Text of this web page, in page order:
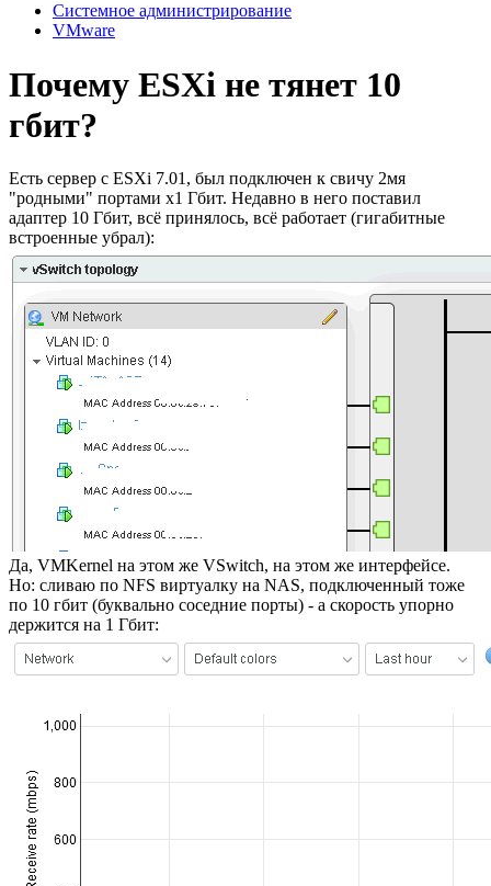
Системное администрирование
VMware
Почему ESXi не тянет 10
гбит?
Есть сервер с ESXi 7.01, был подключен к свичу 2мя
"родными" портами х1 Гбит. Недавно в него поставил
адаптер 10 Гбит, всё принялось, всё работает (гигабитные
встроенные убрал):
Да, VMKernel на этом же VSwitch, на этом же интерфейсе.
Но: сливаю по NFS виртуалку на NAS, подключенный тоже
по 10 гбит (буквально соседние порты) - а скорость упорно
держится на 1 Гбит: